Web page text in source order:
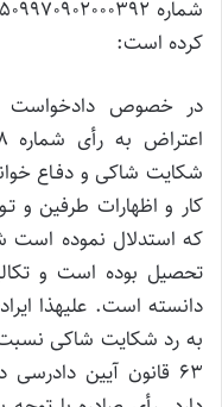
کرده است:
در خصوص دادخواست
شکایت شاکی و دفـاع
کار و اظهارات طرفین و
که استدلال نموده است
تحصیل بوده است و
دانسته است. علیهذا
به رد شکایت شاکی نسبت
63 قانون آیین